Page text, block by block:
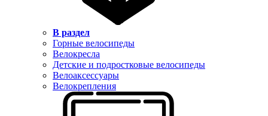
В раздел
Горные велосипеды
Велокресла
Детские и подростковые велосипеды
Велоаксессуары
Велокрепления